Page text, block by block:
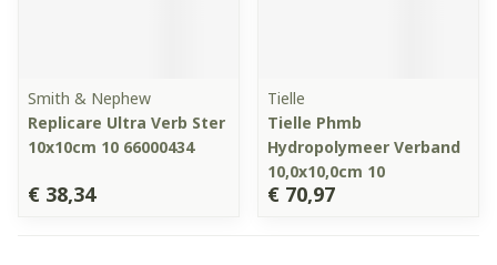
Smith & Nephew
Replicare Ultra Verb Ster
10x10cm 10 66000434
€ 38,34
Tielle
Tielle Phmb
Hydropolymeer Verband
10,0x10,0cm 10
€ 70,97